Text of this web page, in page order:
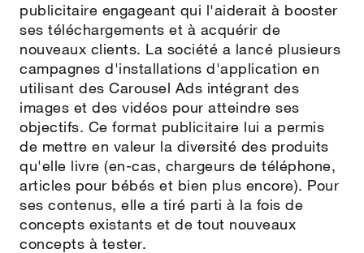
publicitaire engageant qui l'aiderait à booster
ses téléchargements et à acquérir de
nouveaux clients. La société a lancé plusieurs
campagnes d'installations d'application en
utilisant des Carousel Ads intégrant des
images et des vidéos pour atteindre ses
objectifs. Ce format publicitaire lui a permis
de mettre en valeur la diversité des produits
qu'elle livre (en‑cas, chargeurs de téléphone,
articles pour bébés et bien plus encore). Pour
ses contenus, elle a tiré parti à la fois de
concepts existants et de tout nouveaux
concepts à tester.